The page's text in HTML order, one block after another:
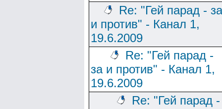
Re: "Гей парад - за
и против" - Канал 1,
19.6.2009
Re: "Гей парад -
за и против" - Канал 1,
19.6.2009
Re: "Гей парад -